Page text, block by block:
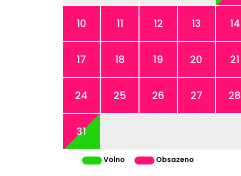
10 11 12 13 14
17 18 19 20 21
24 25 26 27 28
31
Volno Obsazeno